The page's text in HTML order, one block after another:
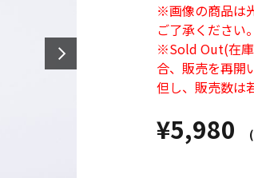
※画像の商品は
ご了承ください。
※Sold Out(在庫
合、販売を再開
但し、販売数は
¥5,980